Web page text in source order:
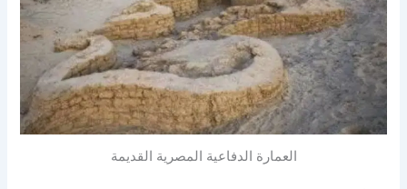
العمارة الدفاعية المصرية القديمة